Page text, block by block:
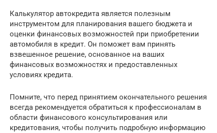
Калькулятор автокредита является полезным
инструментом для планирования вашего бюджета и
оценки финансовых возможностей при приобретении
автомобиля в кредит. Он поможет вам принять
взвешенное решение, основанное на ваших
финансовых возможностях и предоставленных
условиях кредита.
Помните, что перед принятием окончательного решения
всегда рекомендуется обратиться к профессионалам в
области финансового консультирования или
кредитования, чтобы получить подробную информацию